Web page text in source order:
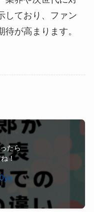
しており、ファン
が高まります。
たら
！